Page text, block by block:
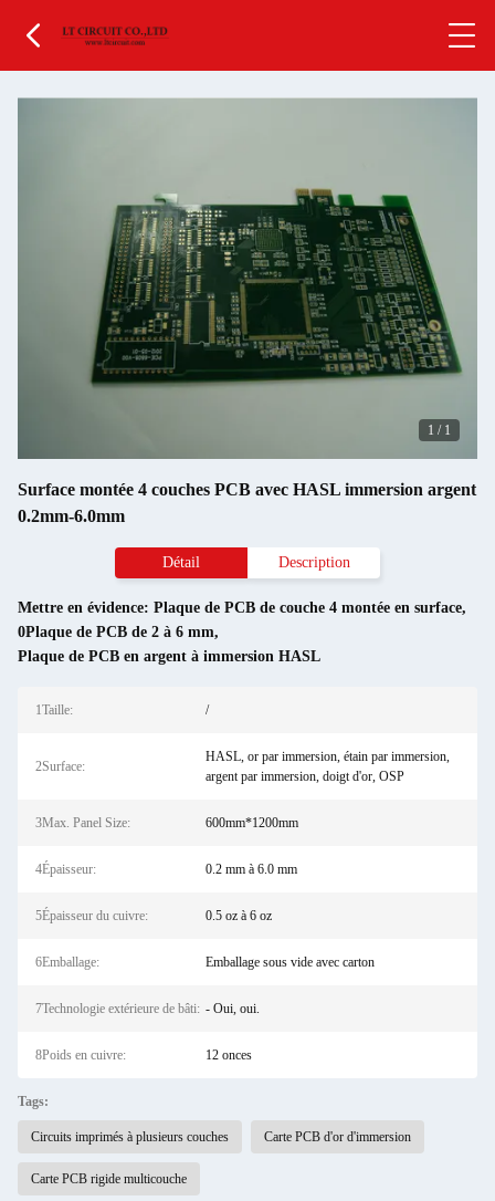
1 / 1
Surface montée 4 couches PCB avec HASL immersion argent
0.2mm-6.0mm
Détail Description
Mettre en évidence: Plaque de PCB de couche 4 montée en surface,
0Plaque de PCB de 2 à 6 mm,
Plaque de PCB en argent à immersion HASL
1Taille: /
2Surface:
HASL, or par immersion, étain par immersion,
argent par immersion, doigt d'or, OSP
3Max. Panel Size: 600mm*1200mm
4Épaisseur: 0.2 mm à 6.0 mm
5Épaisseur du cuivre: 0.5 oz à 6 oz
6Emballage: Emballage sous vide avec carton
7Technologie extérieure de bâti: - Oui, oui.
8Poids en cuivre: 12 onces
Tags:
Circuits imprimés à plusieurs couches Carte PCB d'or d'immersion
Carte PCB rigide multicouche